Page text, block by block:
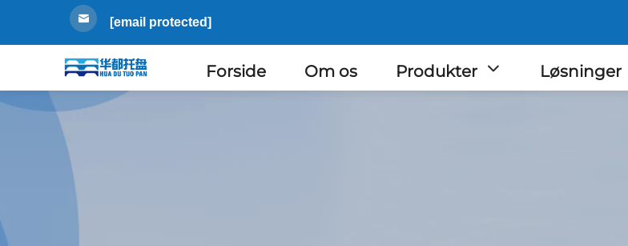
[email protected]
Forside Om os Produkter Løsninger